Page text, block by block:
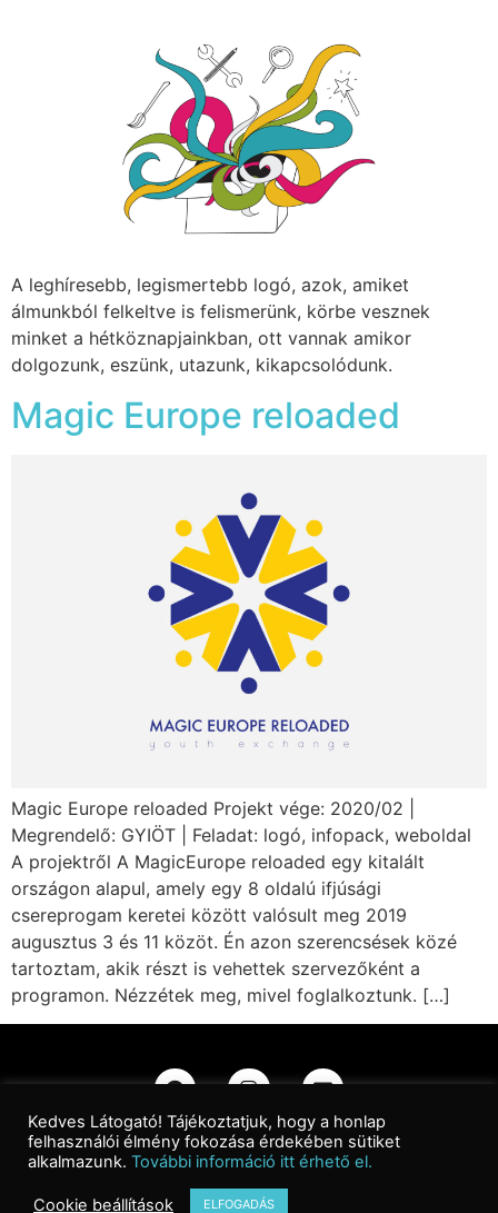
A leghíresebb, legismertebb logó, azok, amiket
álmunkból felkeltve is felismerünk, körbe vesznek
minket a hétköznapjainkban, ott vannak amikor
dolgozunk, eszünk, utazunk, kikapcsolódunk.
Magic Europe reloaded
Magic Europe reloaded Projekt vége: 2020/02 |
Megrendelő: GYIÖT | Feladat: logó, infopack, weboldal
A projektről A MagicEurope reloaded egy kitalált
országon alapul, amely egy 8 oldalú ifjúsági
csereprogam keretei között valósult meg 2019
augusztus 3 és 11 közöt. Én azon szerencsések közé
tartoztam, akik részt is vehettek szervezőként a
programon. Nézzétek meg, mivel foglalkoztunk. […]
Kapcsolat|Adatkezelési Tájékoztató|Impresszum
©2026 Wanderer Graphic
Kedves Látogató! Tájékoztatjuk, hogy a honlap
felhasználói élmény fokozása érdekében sütiket
alkalmazunk. További információ itt érhető el.
Cookie beállítások ELFOGADÁS